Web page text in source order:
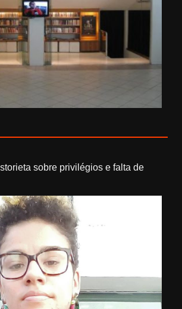
sobre privilégios e falta de